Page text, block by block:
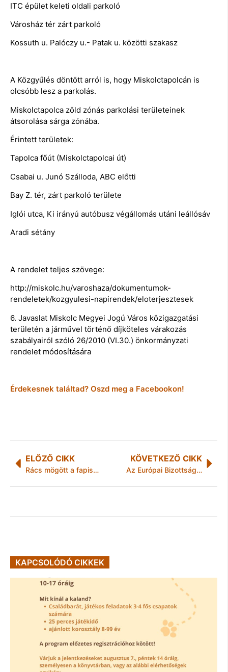
ITC épület keleti oldali parkoló
Városház tér zárt parkoló
Kossuth u. Palóczy u.- Patak u. közötti szakasz
A Közgyűlés döntött arról is, hogy Miskolctapolcán is
olcsóbb lesz a parkolás.
Miskolctapolca zöld zónás parkolási területeinek
átsorolása sárga zónába.
Érintett területek:
Tapolca főút (Miskolctapolcai út)
Csabai u. Junó Szálloda, ABC előtti
Bay Z. tér, zárt parkoló területe
Iglói utca, Ki irányú autóbusz végállomás utáni leállósáv
Aradi sétány
A rendelet teljes szövege:
http://miskolc.hu/varoshaza/dokumentumok-
rendeletek/kozgyulesi-napirendek/eloterjesztesek
6. Javaslat Miskolc Megyei Jogú Város közigazgatási
területén a járművel történő díjköteles várakozás
szabályairól szóló 26/2010 (VI.30.) önkormányzati
rendelet módosítására
Érdekesnek találtad? Oszd meg a Facebookon!
ELŐZŐ CIKK
Rács mögött a fapisztolyos, álszakállas bankrabló
KÖVETKEZŐ CIKK
Az Európai Bizottság megtiltaná a házi lekvárfőzést is?
KAPCSOLÓDÓ CIKKEK